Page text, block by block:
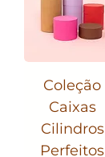
Coleção
Caixas
Cilindros
Perfeitos